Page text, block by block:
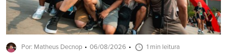
Por: Matheus Decnop 06/08/2026 1 min leitura